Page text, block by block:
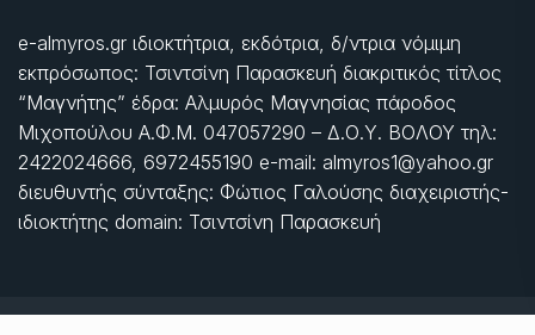
e-almyros.gr ιδιοκτήτρια, εκδότρια, δ/ντρια νόμιμη
εκπρόσωπος: Τσιντσίνη Παρασκευή διακριτικός τίτλος
“Μαγνήτης” έδρα: Αλμυρός Μαγνησίας πάροδος
Μιχοπούλου Α.Φ.Μ. 047057290 – Δ.Ο.Υ. ΒΟΛΟΥ τηλ:
2422024666, 6972455190 e-mail: almyros1@yahoo.gr
διευθυντής σύνταξης: Φώτιος Γαλούσης διαχειριστής-
ιδιοκτήτης domain: Τσιντσίνη Παρασκευή